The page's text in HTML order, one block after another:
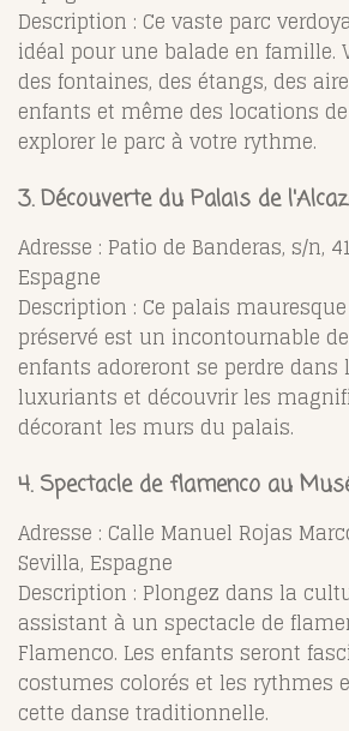
Description : Ce vaste parc
idéal pour une balade en famille.
des fontaines, des étangs, des
enfants et même des locations
explorer le parc à votre rythme.
3. Découverte du Palais de
Adresse : Patio de Banderas, s/n,
Espagne
Description : Ce palais
préservé est un incontournable
enfants adoreront se perdre dans
luxuriants et découvrir les
décorant les murs du palais.
4. Spectacle de flamenco au
Adresse : Calle Manuel Rojas
Sevilla, Espagne
Description : Plongez dans la
assistant à un spectacle de
Flamenco. Les enfants seront
costumes colorés et les rythmes
cette danse traditionnelle.